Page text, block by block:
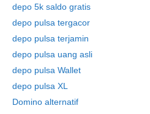
depo 5k saldo gratis
depo pulsa tergacor
depo pulsa terjamin
depo pulsa uang asli
depo pulsa Wallet
depo pulsa XL
Domino alternatif